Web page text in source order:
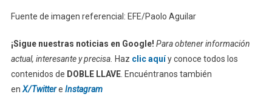
Fuente de imagen referencial: EFE/Paolo Aguilar
¡Sigue nuestras noticias en Google! Para obtener información
actual, interesante y precisa. Haz clic aquíy conoce todos los
contenidos de DOBLE LLAVE. Encuéntranos también
enX/Twittere Instagram